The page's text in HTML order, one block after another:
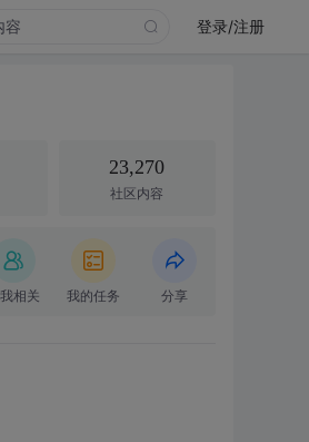
登录/注册
23,270
社区内容
相关 我的任务 分享